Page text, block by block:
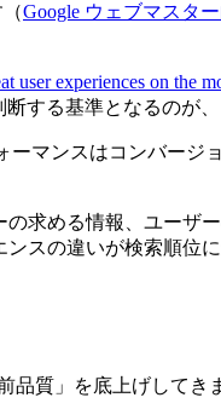
Google ウェブマスタ
user experiences on the
する基準となるのが、
マンスはコンバージ
求める情報、ユーザ
スの違いが検索順位
品質」を底上げしてき